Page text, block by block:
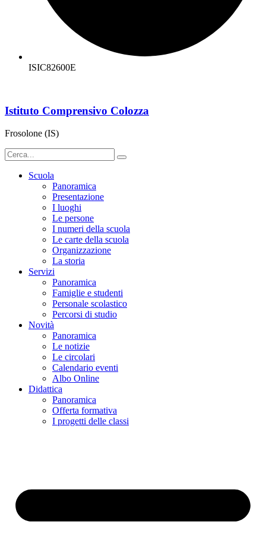
ISIC82600E
Istituto Comprensivo Colozza
Frosolone (IS)
Scuola
Panoramica
Presentazione
I luoghi
Le persone
I numeri della scuola
Le carte della scuola
Organizzazione
La storia
Servizi
Panoramica
Famiglie e studenti
Personale scolastico
Percorsi di studio
Novità
Panoramica
Le notizie
Le circolari
Calendario eventi
Albo Online
Didattica
Panoramica
Offerta formativa
I progetti delle classi